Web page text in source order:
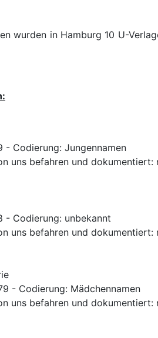
wurden in Hamburg 10 U-
- Codierung: Jungennamen
uns befahren und dokumentiert:
- Codierung: unbekannt
uns befahren und dokumentiert:
- Codierung: Mädchennamen
uns befahren und dokumentiert: